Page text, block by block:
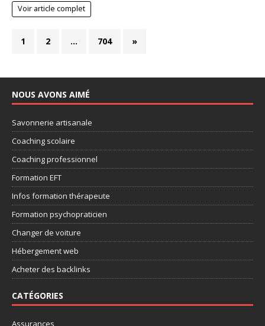
Voir article complet
1 2 … 704 »
NOUS AVONS AIMÉ
Savonnerie artisanale
Coaching scolaire
Coaching professionnel
Formation EFT
Infos formation thérapeute
Formation psychopraticien
Changer de voiture
Hébergement web
Acheter des backlinks
CATÉGORIES
Assurances